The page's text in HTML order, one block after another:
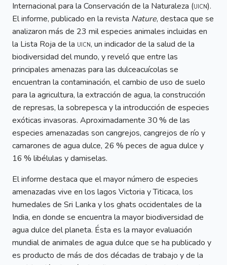
Internacional para la Conservación de la Naturaleza (uicn).
El informe, publicado en la revista Nature, destaca que se
analizaron más de 23 mil especies animales incluidas en
la Lista Roja de la uicn, un indicador de la salud de la
biodiversidad del mundo, y reveló que entre las
principales amenazas para las dulceacuícolas se
encuentran la contaminación, el cambio de uso de suelo
para la agricultura, la extracción de agua, la construcción
de represas, la sobrepesca y la introducción de especies
exóticas invasoras. Aproximadamente 30 % de las
especies amenazadas son cangrejos, cangrejos de río y
camarones de agua dulce, 26 % peces de agua dulce y
16 % libélulas y damiselas.
El informe destaca que el mayor número de especies
amenazadas vive en los lagos Victoria y Titicaca, los
humedales de Sri Lanka y los ghats occidentales de la
India, en donde se encuentra la mayor biodiversidad de
agua dulce del planeta. Ésta es la mayor evaluación
mundial de animales de agua dulce que se ha publicado y
es producto de más de dos décadas de trabajo y de la